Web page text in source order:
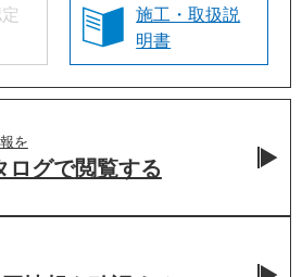
施工・取扱説
明書
を
ログで閲覧する